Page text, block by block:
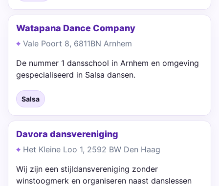
Watapana Dance Company
Vale Poort 8, 6811BN Arnhem
De nummer 1 dansschool in Arnhem en omgeving
gespecialiseerd in Salsa dansen.
Salsa
Davora dansvereniging
Het Kleine Loo 1, 2592 BW Den Haag
Wij zijn een stijldansvereniging zonder
winstoogmerk en organiseren naast danslessen